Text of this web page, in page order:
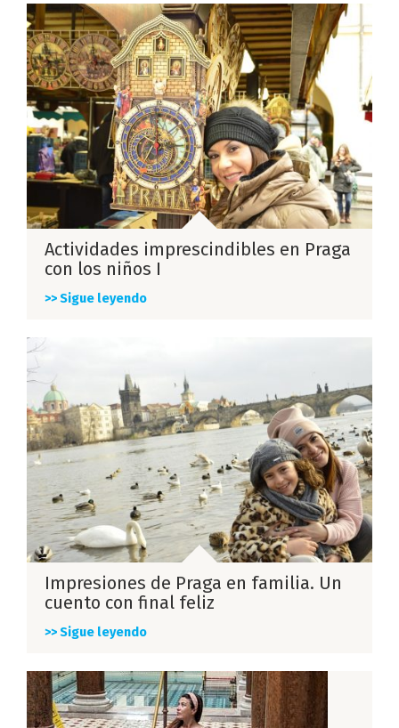
Actividades imprescindibles en Praga
con los niños I
>> Sigue leyendo
Impresiones de Praga en familia. Un
cuento con final feliz
>> Sigue leyendo